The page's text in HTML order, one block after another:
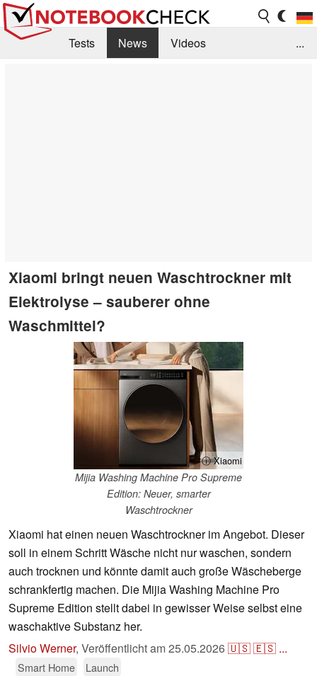
Tests News
Videos
...
Xiaomi bringt neuen Waschtrockner mit
Elektrolyse – sauberer ohne
Waschmittel?
ⓘ Xiaomi
Mijia Washing Machine Pro Supreme
Edition: Neuer, smarter
Waschtrockner
Xiaomi hat einen neuen Waschtrockner im Angebot. Dieser
soll in einem Schritt Wäsche nicht nur waschen, sondern
auch trocknen und könnte damit auch große Wäscheberge
schrankfertig machen. Die Mijia Washing Machine Pro
Supreme Edition stellt dabei in gewisser Weise selbst eine
waschaktive Substanz her.
Silvio Werner, Veröffentlicht am25.05.2026🇺🇸🇪🇸 ...
Smart Home Launch